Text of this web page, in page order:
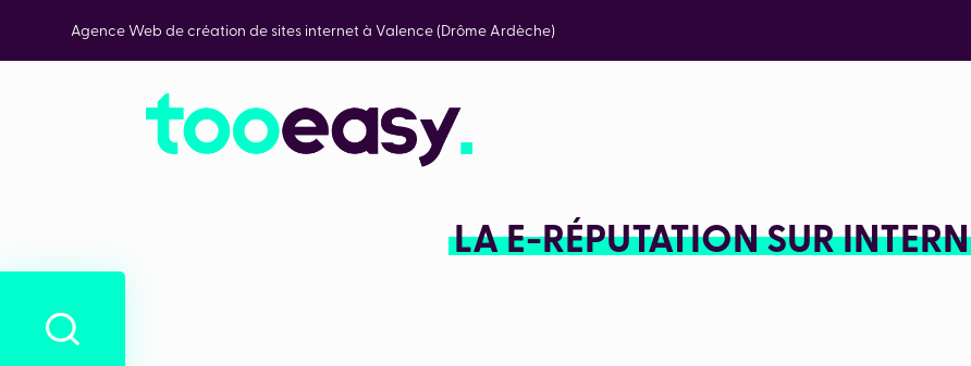
Agence Web de création de sites internet à Valence (Drôme Ardèche)
LA E-RÉPUTATION SUR